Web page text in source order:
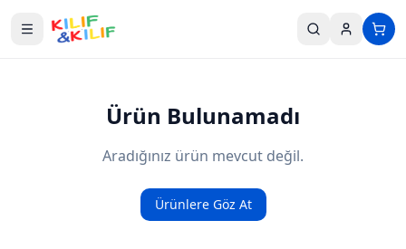
Ürün Bulunamadı
Aradığınız ürün mevcut değil.
Ürünlere Göz At